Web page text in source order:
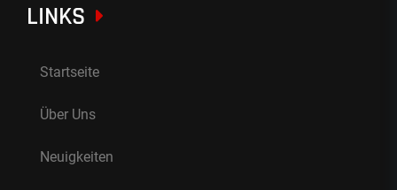
LINKS
Startseite
Über Uns
Neuigkeiten